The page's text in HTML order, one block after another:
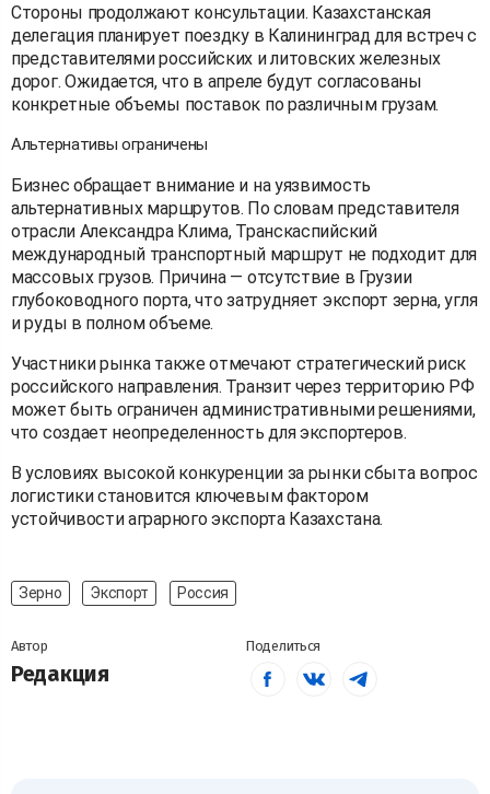
Стороны продолжают консультации. Казахстанская
делегация планирует поездку в Калининград для встреч с
представителями российских и литовских железных
дорог. Ожидается, что в апреле будут согласованы
конкретные объемы поставок по различным грузам.
Альтернативы ограничены
Бизнес обращает внимание и на уязвимость
альтернативных маршрутов. По словам представителя
отрасли Александра Клима, Транскаспийский
международный транспортный маршрут не подходит для
массовых грузов. Причина — отсутствие в Грузии
глубоководного порта, что затрудняет экспорт зерна, угля
и руды в полном объеме.
Участники рынка также отмечают стратегический риск
российского направления. Транзит через территорию РФ
может быть ограничен административными решениями,
что создает неопределенность для экспортеров.
В условиях высокой конкуренции за рынки сбыта вопрос
логистики становится ключевым фактором
устойчивости аграрного экспорта Казахстана.
Зерно Экспорт Россия
Автор
Редакция
Поделиться